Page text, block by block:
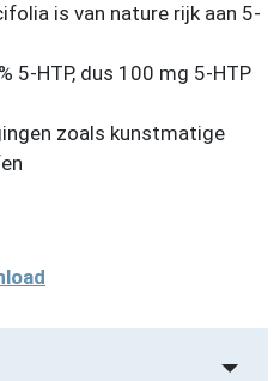
is van nature rijk aan 5-
5-HTP, dus 100 mg 5-HTP
zoals kunstmatige